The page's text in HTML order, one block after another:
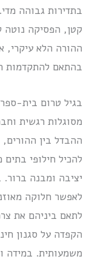
בתדירות גבוהה
קטן, הפסיקה נוטה
ההורה הלא
בהתאם להתקדמות
בגיל טרום בית-
מסוגלות רגשית
ההבדל בין
להכיל חילופי
יציבה ומבנה ברור.
לאפשר חלוקה
לתאם ביניהם את
הקפדה על סגנון
משמעותית. במידה